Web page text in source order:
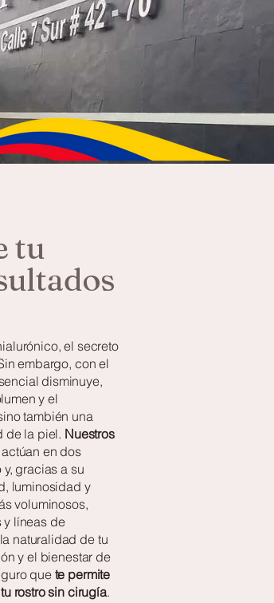
tu
el secreto
embargo, con el
disminuye,
y el
también una
de la piel. Nuestros
actúan en dos
gracias a su
luminosidad y
voluminosos,
y líneas de
naturalidad de tu
y el bienestar de
quete permite
rostro sin cirugía.